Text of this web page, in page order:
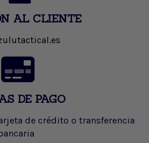
AL CLIENTE
DE PAGO
de crédito o transferencia